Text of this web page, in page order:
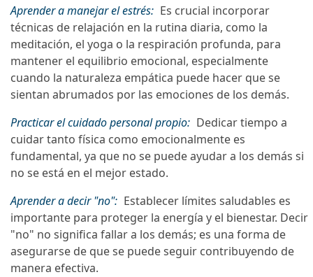
Aprender a manejar el estrés: Es crucial incorporar
técnicas de relajación en la rutina diaria, como la
meditación, el yoga o la respiración profunda, para
mantener el equilibrio emocional, especialmente
cuando la naturaleza empática puede hacer que se
sientan abrumados por las emociones de los demás.
Practicar el cuidado personal propio: Dedicar tiempo a
cuidar tanto física como emocionalmente es
fundamental, ya que no se puede ayudar a los demás si
no se está en el mejor estado.
Aprender a decir "no": Establecer límites saludables es
importante para proteger la energía y el bienestar. Decir
"no" no significa fallar a los demás; es una forma de
asegurarse de que se puede seguir contribuyendo de
manera efectiva.